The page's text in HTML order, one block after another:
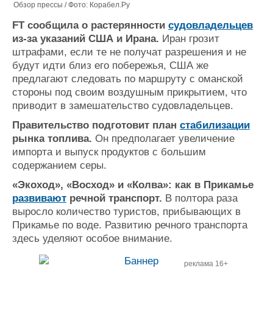
Обзор прессы / Фото: Корабел.Ру
FT сообщила о растерянности судовладельцев
из-за указаний США и Ирана. Иран грозит
штрафами, если те не получат разрешения и не
будут идти близ его побережья, США же
предлагают следовать по маршруту с оманской
стороны под своим воздушным прикрытием, что
приводит в замешательство судовладельцев.
Правительство подготовит план стабилизации
рынка топлива. Он предполагает увеличение
импорта и выпуск продуктов с большим
содержанием серы.
«Экоход», «Восход» и «Колва»: как в Прикамье
развивают речной транспорт. В полтора раза
выросло количество туристов, прибывающих в
Прикамье по воде. Развитию речного транспорта
здесь уделяют особое внимание.
реклама 16+